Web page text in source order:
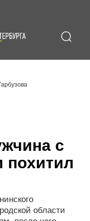
с
похитил
области